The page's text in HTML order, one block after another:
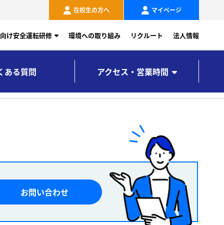
在校生の方へ マイページ
け安全運転研修 環境への取り組み リクルート 法人情報
ある質問 アクセス・営業時間
お問い合わせ